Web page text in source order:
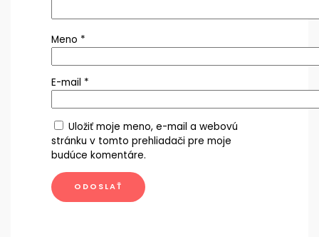
Meno *
E-mail *
Uložiť moje meno, e-mail a webovú
stránku v tomto prehliadači pre moje
budúce komentáre.